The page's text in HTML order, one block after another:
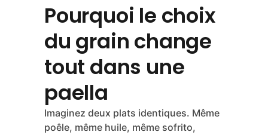
Pourquoi le choix
du grain change
tout dans une
paella
Imaginez deux plats identiques. Même
poêle, même huile, même sofrito,